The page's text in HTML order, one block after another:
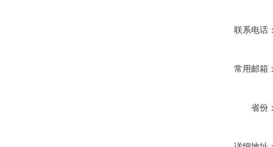
联系电话
常用邮箱
省份